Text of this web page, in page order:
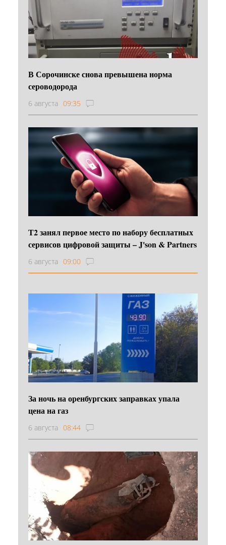
В Сорочинске снова превышена норма
сероводорода
6 августа 09:35
Т2 занял первое место по набору бесплатных
сервисов цифровой защиты – J'son & Partners
6 августа 09:00
За ночь на оренбургских заправках упала
цена на газ
6 августа 08:44